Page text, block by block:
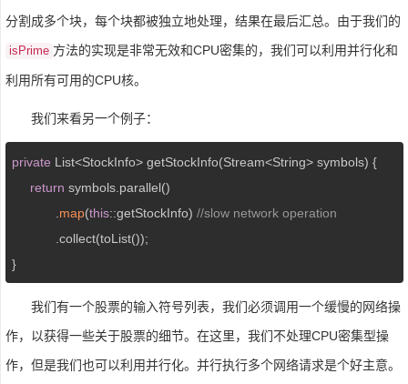
分割成多个块，每个块都被独立地处理，结果在最后汇总。由于我们的
isPrime 方法的实现是非常无效和CPU密集的，我们可以利用并行化和
利用所有可用的CPU核。
我们来看另一个例子：
private List<StockInfo> getStockInfo(Stream<String> symbols) {
return symbols.parallel()
map(this::getStockInfo) //slow network operation
            .collect(toList());
}
我们有一个股票的输入符号列表，我们必须调用一个缓慢的网络操
作，以获得一些关于股票的细节。在这里，我们不处理CPU密集型操
作，但是我们也可以利用并行化。并行执行多个网络请求是个好主意。